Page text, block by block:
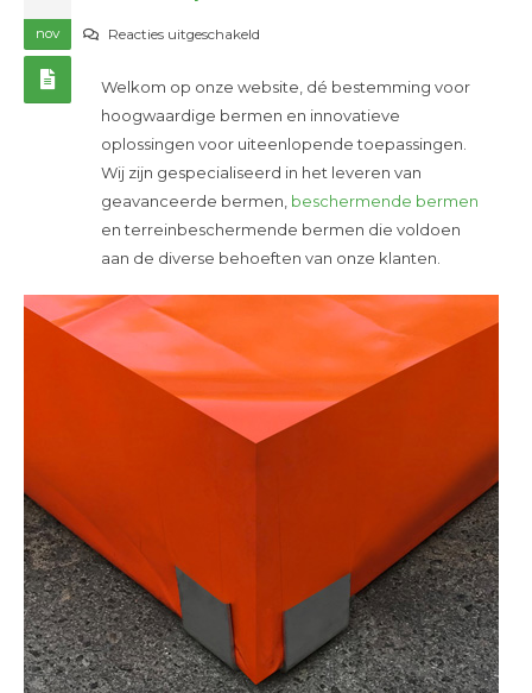
nov Reacties uitgeschakeldvoor
en
pallets
Welkom op onze website, dé bestemming voor
hoogwaardige bermen en innovatieve
oplossingen voor uiteenlopende toepassingen.
Wij zijn gespecialiseerd in het leveren van
geavanceerde bermen, beschermende bermen
en terreinbeschermende bermen die voldoen
aan de diverse behoeften van onze klanten.